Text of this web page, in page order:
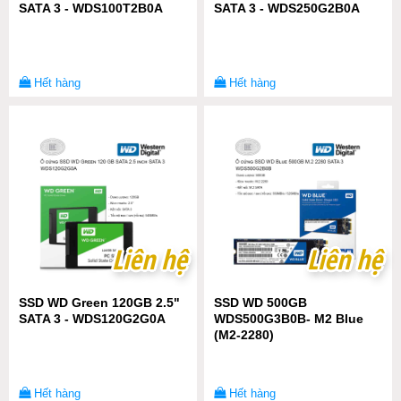
SATA 3 - WDS100T2B0A
Hết hàng
SATA 3 - WDS250G2B0A
Hết hàng
Liên hệ
Liên hệ
SSD WD Green 120GB 2.5"
SATA 3 - WDS120G2G0A
Hết hàng
Liên hệ
Liên hệ
SSD WD 500GB
WDS500G3B0B- M2 Blue
(M2-2280)
Hết hàng